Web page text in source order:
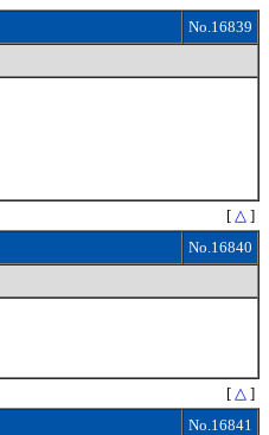
No.16839
[ △ ]
No.16840
[ △ ]
No.16841